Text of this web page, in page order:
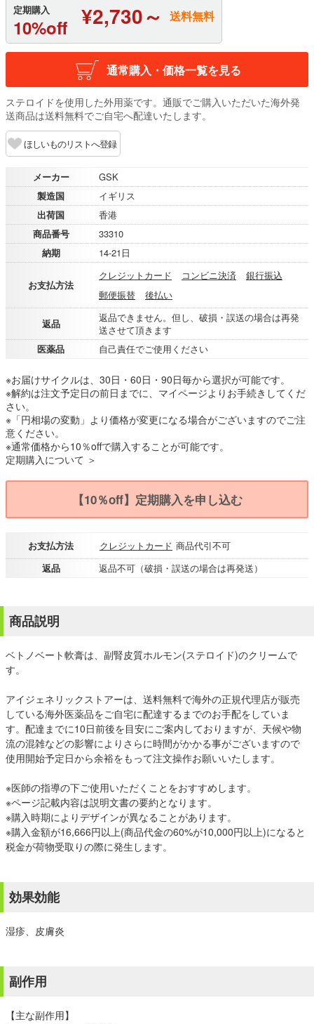
定期購入
10%off ¥2,730～ 送料無料
通常購入・価格一覧を見る
ステロイドを使用した外用薬です。通販でご購入いただいた海外発
送商品は送料無料でご自宅へ配達いたします。
ほしいものリストへ登録
メーカー
GSK
製造国
イギリス
出荷国
香港
商品番号
33310
納期
14-21日
お支払方法
クレジットカード コンビニ決済
銀行振込
郵便振替
後払い
返品
返品できません。但し、破損・誤送の場合は再発
送させて頂きます
医薬品
自己責任でご使用ください
※お届けサイクルは、30日・60日・90日毎から選択が可能です。
※解約は注文予定日の前日までに、マイページよりお手続きしてくだ
さい。
※「円相場の変動」より価格が変更になる場合がございますのでご注
意ください。
※通常価格から10％offで購入することが可能です。
定期購入について ＞
【10％off】定期購入を申し込む
お支払方法 クレジットカード 商品代引不可
返品
返品不可（破損・誤送の場合は再発送）
商品説明
ベトノベート軟膏は、副腎皮質ホルモン(ステロイド)のクリームで
す。
アイジェネリックストアーは、送料無料で海外の正規代理店が販売
している海外医薬品をご自宅に配達するまでのお手配をしていま
す。配達までに10日前後を目安にご案内しておりますが、天候や物
流の混雑などの影響によりさらに時間がかかる事がございますので
使用開始予定日から余裕をもって注文操作お願いいたします。
※医師の指導の下ご使用いただくことをおすすめします。
※ページ記載内容は説明文書の要約となります。
※購入時期によりデザインが異なることがあります。
※購入金額が16,666円以上(商品代金の60%が10,000円以上)になると
税金が荷物受取りの際に発生します。
効果効能
湿疹、皮膚炎
副作用
【主な副作用】